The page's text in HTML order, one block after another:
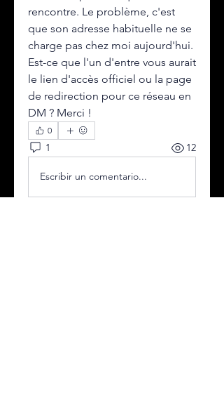
rencontre. Le problème, c'est
que son adresse habituelle ne se
charge pas chez moi aujourd'hui.
Est-ce que l'un d'entre vous aurait
le lien d'accès officiel ou la page
de redirection pour ce réseau en
DM ? Merci !
0
1 12
Escribir un comentario...